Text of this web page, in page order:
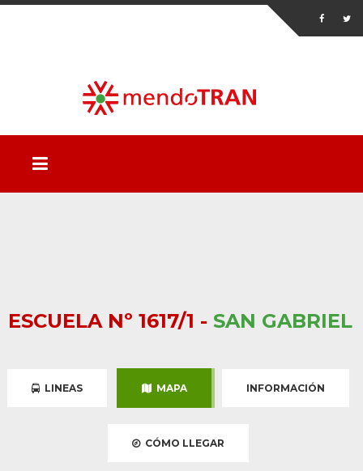
ESCUELA Nº 1617/1 - SAN GABRIEL
LINEAS MAPA INFORMACIÓN
CÓMO LLEGAR